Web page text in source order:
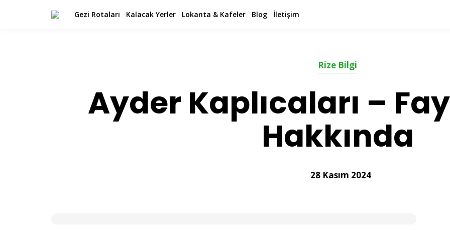
Gezi Rotaları Kalacak Yerler Lokanta & Kafeler Blog İletişim
Rize Bilgi
Ayder Kaplıcaları –
Hakkında
28 Kasım 2024